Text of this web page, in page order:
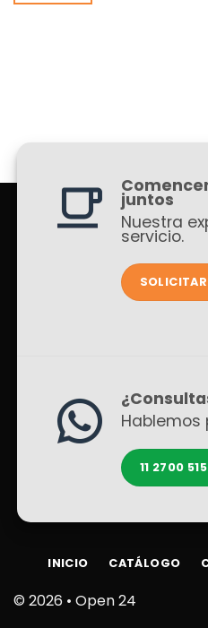
juntos
Nuestra
servicio.
Hablemos
11 2700
© 2026 • Open 24
INICIO CATÁLOGO